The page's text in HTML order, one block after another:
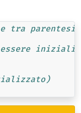
parentesi
essere